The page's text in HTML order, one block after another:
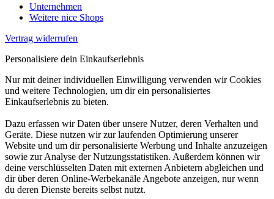
Unternehmen
Weitere nice Shops
Vertrag widerrufen
Personalisiere dein Einkaufserlebnis
Nur mit deiner individuellen Einwilligung verwenden wir Cookies
und weitere Technologien, um dir ein personalisiertes
Einkaufserlebnis zu bieten.
Dazu erfassen wir Daten über unsere Nutzer, deren Verhalten und
Geräte. Diese nutzen wir zur laufenden Optimierung unserer
Website und um dir personalisierte Werbung und Inhalte anzuzeigen
sowie zur Analyse der Nutzungsstatistiken. Außerdem können wir
deine verschlüsselten Daten mit externen Anbietern abgleichen und
dir über deren Online-Werbekanäle Angebote anzeigen, nur wenn
du deren Dienste bereits selbst nutzt.